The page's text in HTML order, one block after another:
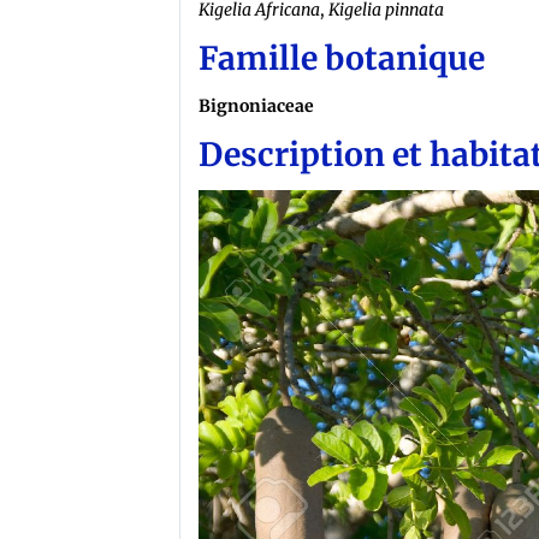
Kigelia Africana,Kigelia pinnata
Famille botanique
Bignoniaceae
Description et